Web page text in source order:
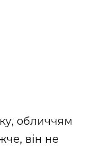
обличчям
він не